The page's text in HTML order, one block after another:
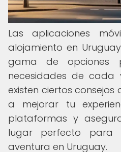
Las aplicaciones
alojamiento en
gama de opciones
necesidades de cada
existen ciertos
a mejorar tu
plataformas y
lugar perfecto para
aventura en Uruguay.